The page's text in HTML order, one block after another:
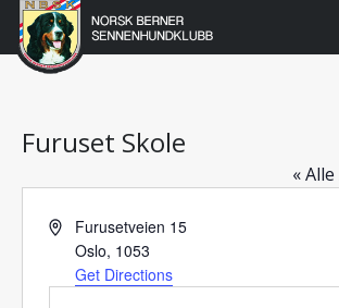
Gå
Norsk
Berner
Sennenhundklubb
Furuset Skole
«
AddressFurusetveien 15
Oslo, 1053
Get Directions